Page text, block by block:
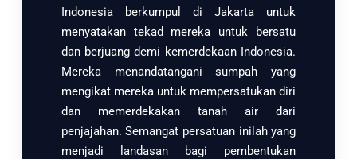
Indonesia berkumpul di Jakarta untuk
menyatakan tekad mereka untuk bersatu
dan berjuang demi kemerdekaan Indonesia.
Mereka menandatangani sumpah yang
mengikat mereka untuk mempersatukan diri
dan memerdekakan tanah air dari
penjajahan. Semangat persatuan inilah yang
menjadi landasan bagi pembentukan